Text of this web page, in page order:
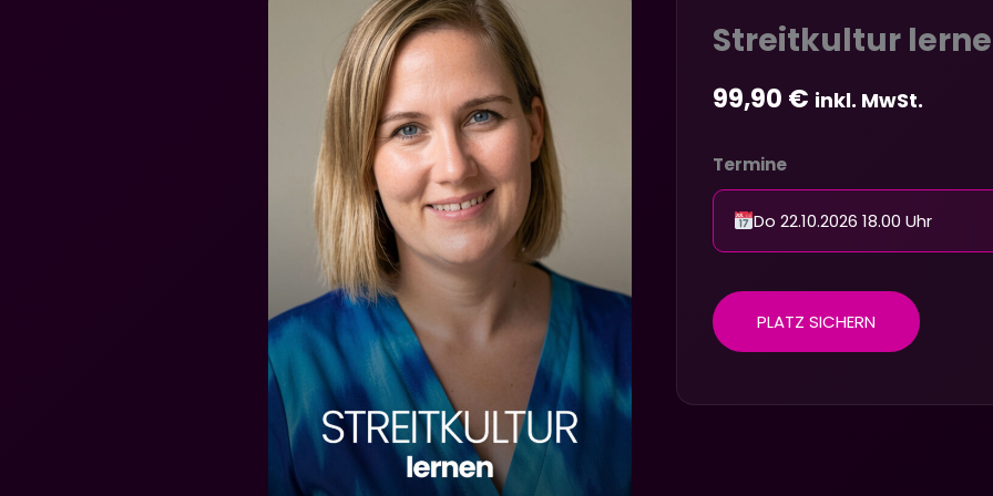
Streitkultur
99,90 € inkl. MwSt.
Termine
Do 22.10.2026 18.00 Uhr
PLATZ SICHERN